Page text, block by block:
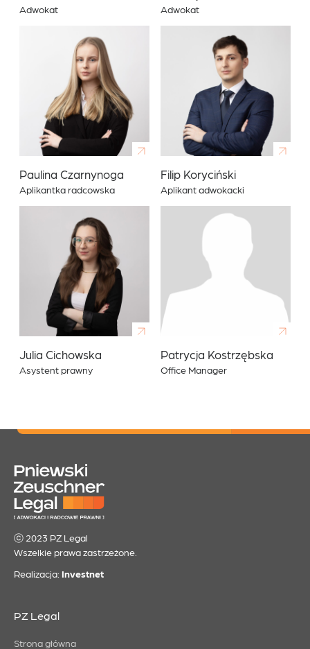
Adwokat Adwokat
Paulina Czarnynoga
Aplikantka radcowska
Filip Koryciński
Aplikant adwokacki
Julia Cichowska
Asystent prawny
Patrycja Kostrzębska
Office Manager
ⓒ 2023 PZ Legal
Wszelkie prawa zastrzeżone.
Realizacja: Investnet
PZ Legal
Strona główna